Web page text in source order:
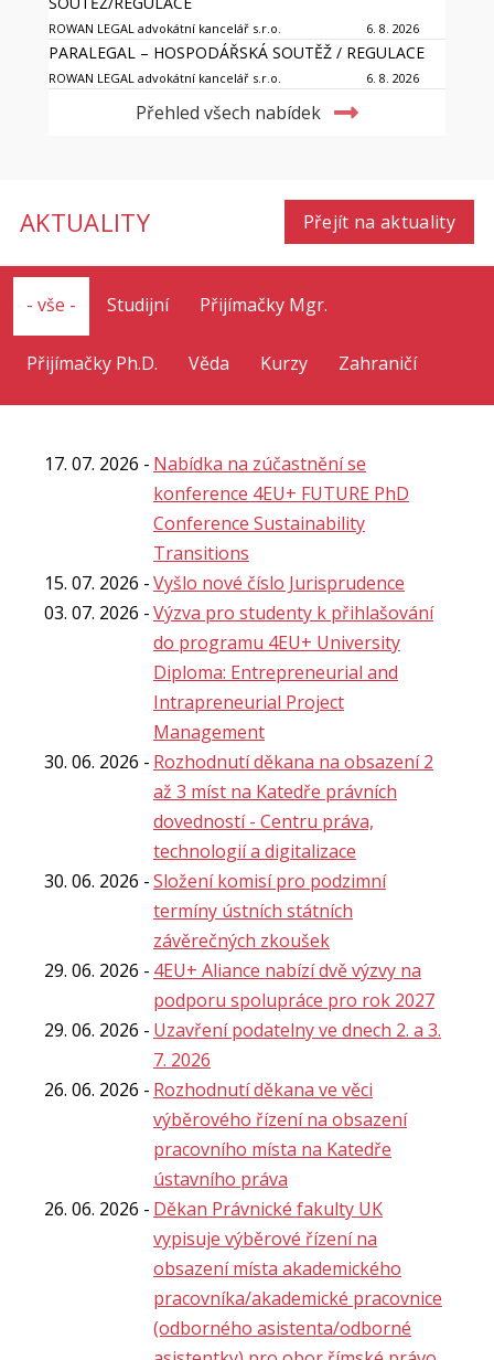
ROWAN LEGAL advokátní kancelář s.r.o. 6. 8. 2026
PARALEGAL – HOSPODÁŘSKÁ SOUTĚŽ / REGULACE
ROWAN LEGAL advokátní kancelář s.r.o. 6. 8. 2026
Přehled všech nabídek
AKTUALITY Přejít na aktuality
- vše - Studijní Přijímačky Mgr.
Přijímačky Ph.D. Věda Kurzy Zahraničí
17. 07. 2026
Nabídka na zúčastnění se
konference 4EU+ FUTURE PhD
Conference Sustainability
Transitions
15. 07. 2026
Vyšlo nové číslo Jurisprudence
03. 07. 2026
Výzva pro studenty k přihlašování
do programu 4EU+ University
Diploma: Entrepreneurial and
Intrapreneurial Project
Management
30. 06. 2026
Rozhodnutí děkana na obsazení 2
až 3 míst na Katedře právních
dovedností - Centru práva,
technologií a digitalizace
30. 06. 2026
Složení komisí pro podzimní
termíny ústních státních
závěrečných zkoušek
29. 06. 2026
4EU+ Aliance nabízí dvě výzvy na
podporu spolupráce pro rok 2027
29. 06. 2026
Uzavření podatelny ve dnech 2. a 3.
7. 2026
26. 06. 2026
Rozhodnutí děkana ve věci
výběrového řízení na obsazení
pracovního místa na Katedře
ústavního práva
26. 06. 2026
Děkan Právnické fakulty UK
vypisuje výběrové řízení na
obsazení místa akademického
pracovníka/akademické pracovnice
(odborného asistenta/odborné